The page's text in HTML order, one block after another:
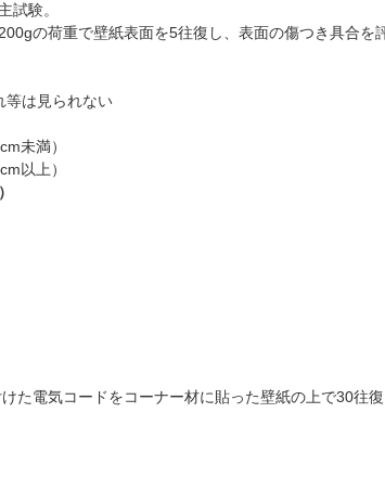
試験。
の荷重で壁紙表面を5往復し、表面の傷つき具合を
等は見られない
未満）
以上）
た電気コードをコーナー材に貼った壁紙の上で30往復